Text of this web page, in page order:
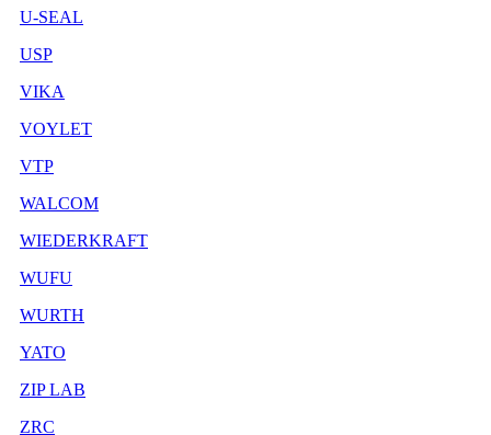
U-SEAL
USP
VIKA
VOYLET
VTP
WALCOM
WIEDERKRAFT
WUFU
WURTH
YATO
ZIP LAB
ZRC